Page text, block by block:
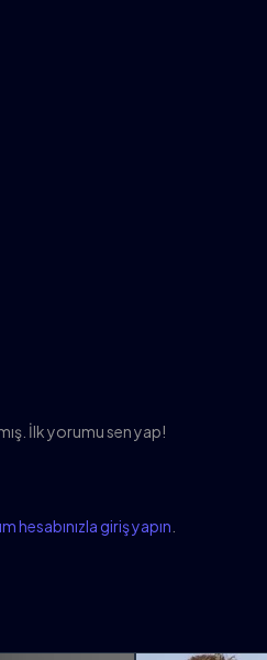
İlk yorumu sen yap!
hesabınızla giriş yapın